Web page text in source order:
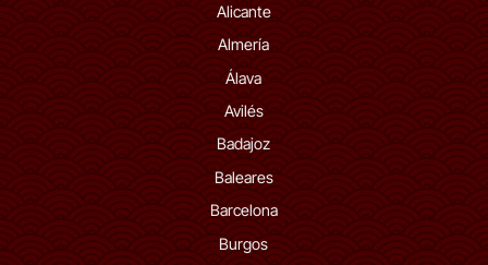
Alicante
Almería
Álava
Avilés
Badajoz
Baleares
Barcelona
Burgos